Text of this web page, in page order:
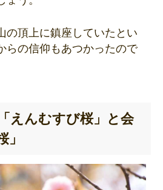
の頂上に鎮座していたとい
らの信仰もあつかったので
えんむすび桜」と会